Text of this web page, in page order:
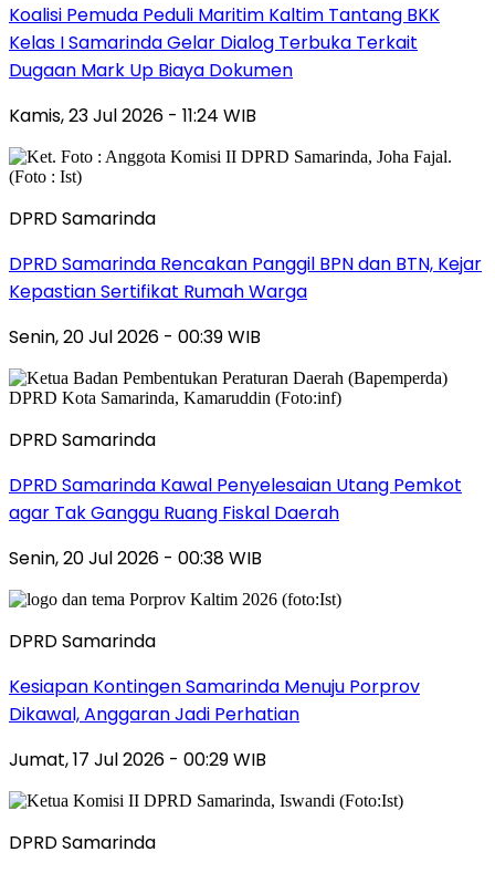
Koalisi Pemuda Peduli Maritim Kaltim Tantang BKK
Kelas I Samarinda Gelar Dialog Terbuka Terkait
Dugaan Mark Up Biaya Dokumen
Kamis, 23 Jul 2026 - 11:24 WIB
DPRD Samarinda
DPRD Samarinda Rencakan Panggil BPN dan BTN, Kejar
Kepastian Sertifikat Rumah Warga
Senin, 20 Jul 2026 - 00:39 WIB
DPRD Samarinda
DPRD Samarinda Kawal Penyelesaian Utang Pemkot
agar Tak Ganggu Ruang Fiskal Daerah
Senin, 20 Jul 2026 - 00:38 WIB
DPRD Samarinda
Kesiapan Kontingen Samarinda Menuju Porprov
Dikawal, Anggaran Jadi Perhatian
Jumat, 17 Jul 2026 - 00:29 WIB
DPRD Samarinda